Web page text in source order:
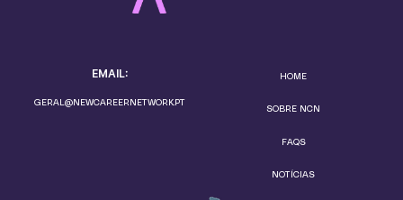
EMAIL:
GERAL@NEWCAREERNETWORK.PT
HOME
SOBRE NCN
FAQS
NOTÍCIAS